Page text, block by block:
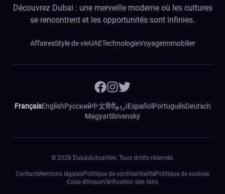
Découvrez Dubai : une merveille moderne où les cultures
se rencontrent et les opportunités sont infinies.
AffairesStyle de vieUAETechnologieVoyageImmobilier
FrançaisEnglishРусский中文हिंदीاردوEspañol PortuguêsDeutsch
MagyarSlovenský
© 2026 DubaiActualites. Tous droits réservés.
ContactMentions légalesPolitique de confidentialitéPolitique de cookies
Code éthiqueVérification des faits